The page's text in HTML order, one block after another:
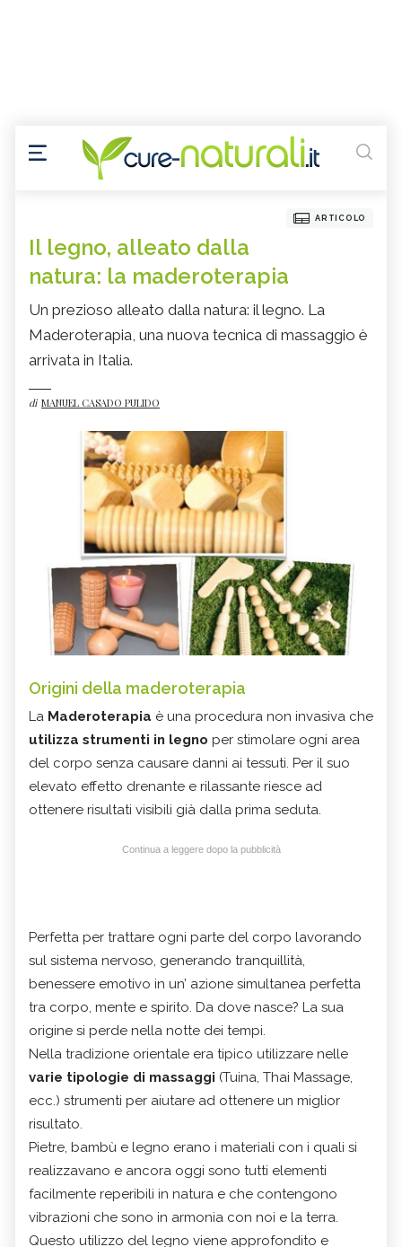
ARTICOLO
Il legno, alleato dalla
natura: la maderoterapia
Un prezioso alleato dalla natura: il legno. La
Maderoterapia, una nuova tecnica di massaggio è
arrivata in Italia.
di MANUEL CASADO PULIDO
Origini della maderoterapia
La Maderoterapia è una procedura non invasiva che
utilizza strumenti in legno per stimolare ogni area
del corpo senza causare danni ai tessuti. Per il suo
elevato effetto drenante e rilassante riesce ad
ottenere risultati visibili già dalla prima seduta.
Continua a leggere dopo la pubblicità
Perfetta per trattare ogni parte del corpo lavorando
sul sistema nervoso, generando tranquillità,
benessere emotivo in un’ azione simultanea perfetta
tra corpo, mente e spirito. Da dove nasce? La sua
origine si perde nella notte dei tempi.
Nella tradizione orientale era tipico utilizzare nelle
varie tipologie di massaggi (Tuina, Thai Massage,
ecc.) strumenti per aiutare ad ottenere un miglior
risultato.
Pietre, bambù e legno erano i materiali con i quali si
realizzavano e ancora oggi sono tutti elementi
facilmente reperibili in natura e che contengono
vibrazioni che sono in armonia con noi e la terra.
Questo utilizzo del legno viene approfondito e